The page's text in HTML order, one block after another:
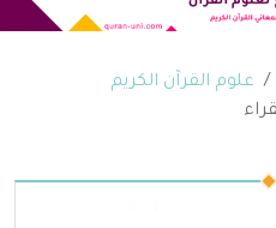
علوم القرآن الكريم